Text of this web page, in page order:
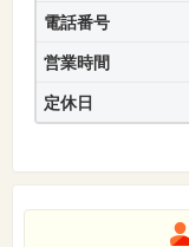
電話番号
営業時間
定休日